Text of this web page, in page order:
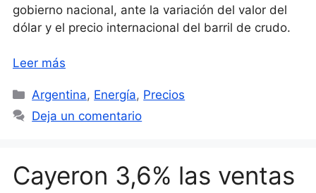
gobierno nacional, ante la variación del valor del
dólar y el precio internacional del barril de crudo.
Leer más
Categorías
Argentina, Energía, Precios
Deja un comentario
Cayeron 3,6% las ventas